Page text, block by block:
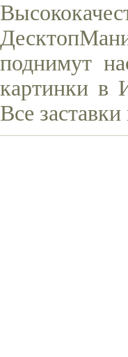
поднимут
картинки в
Все